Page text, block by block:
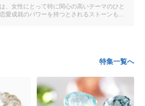
、女性にとって特に関心の高いテーマのひと
愛成就のパワーを持つとされるストーンも数
特集一覧へ